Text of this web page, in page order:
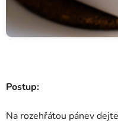
Postup:
Na rozehřátou pánev